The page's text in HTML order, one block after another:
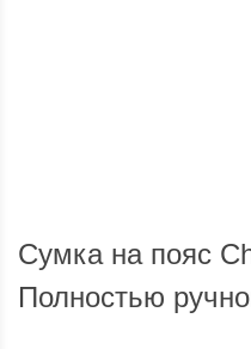
Сумка на пояс
Полностью